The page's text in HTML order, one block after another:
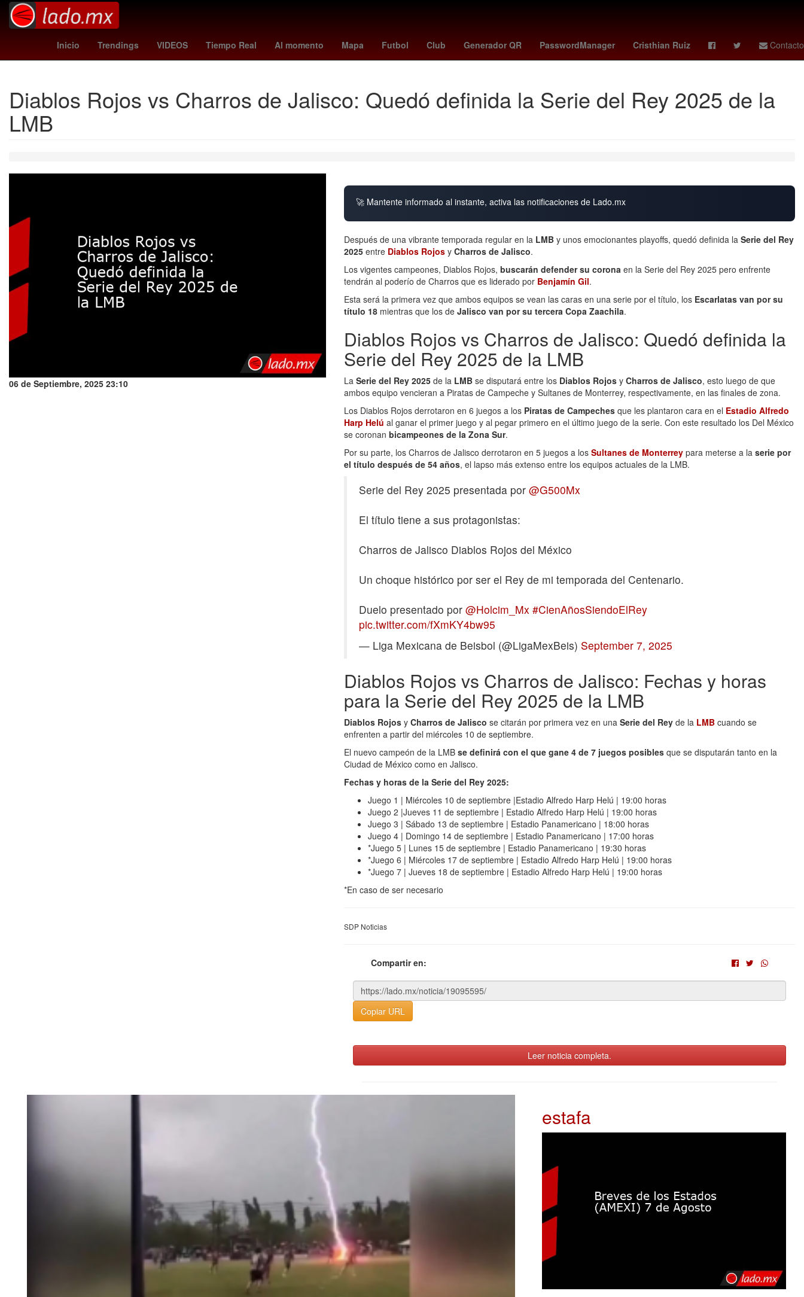
Inicio Trendings VIDEOS Tiempo Real Al momento Mapa Futbol Club Generador QR PasswordManager Cristhian Ruiz Contacto
benfica - auckland city Star Wars Venezolanos Chihuahua Desalojo México Canadá Colombia Oficina de la Presidencia de la República Tierra
Diablos Rojos vs Charros de Jalisco: Quedó definida la Serie del Rey 2025 de la
LMB
06 de Septiembre, 2025 23:10
🚀 Mantente informado al instante, activa las notificaciones de Lado.mx
Después de una vibrante temporada regular en la LMB y unos emocionantes playoffs, quedó definida la Serie del Rey
2025 entre Diablos Rojos y Charros de Jalisco.
Los vigentes campeones, Diablos Rojos, buscarán defender su corona en la Serie del Rey 2025 pero enfrente
tendrán al poderío de Charros que es liderado por Benjamín Gil.
Esta será la primera vez que ambos equipos se vean las caras en una serie por el título, los Escarlatas van por su
título 18 mientras que los de Jalisco van por su tercera Copa Zaachila.
Diablos Rojos vs Charros de Jalisco: Quedó definida la
Serie del Rey 2025 de la LMB
La Serie del Rey 2025 de la LMB se disputará entre los Diablos Rojos y Charros de Jalisco, esto luego de que
ambos equipo vencieran a Piratas de Campeche y Sultanes de Monterrey, respectivamente, en las finales de zona.
Los Diablos Rojos derrotaron en 6 juegos a los Piratas de Campeches que les plantaron cara en el Estadio Alfredo
Harp Helú al ganar el primer juego y al pegar primero en el último juego de la serie. Con este resultado los Del México
se coronan bicampeones de la Zona Sur.
Por su parte, los Charros de Jalisco derrotaron en 5 juegos a los Sultanes de Monterrey para meterse a la serie por
el título después de 54 años, el lapso más extenso entre los equipos actuales de la LMB.
Serie del Rey 2025 presentada por @G500Mx
El título tiene a sus protagonistas:
Charros de Jalisco Diablos Rojos del México
Un choque histórico por ser el Rey de mi temporada del Centenario.
Duelo presentado por @Holcim_Mx #CienAñosSiendoElRey
pic.twitter.com/fXmKY4bw95
— Liga Mexicana de Beisbol (@LigaMexBeis) September 7, 2025
Diablos Rojos vs Charros de Jalisco: Fechas y horas
para la Serie del Rey 2025 de la LMB
Diablos Rojos y Charros de Jalisco se citarán por primera vez en una Serie del Rey de la LMB cuando se
enfrenten a partir del miércoles 10 de septiembre.
El nuevo campeón de la LMB se definirá con el que gane 4 de 7 juegos posibles que se disputarán tanto en la
Ciudad de México como en Jalisco.
Fechas y horas de la Serie del Rey 2025:
Juego 1 | Miércoles 10 de septiembre |Estadio Alfredo Harp Helú | 19:00 horas
Juego 2 |Jueves 11 de septiembre | Estadio Alfredo Harp Helú | 19:00 horas
Juego 3 | Sábado 13 de septiembre | Estadio Panamericano | 18:00 horas
Juego 4 | Domingo 14 de septiembre | Estadio Panamericano | 17:00 horas
*Juego 5 | Lunes 15 de septiembre | Estadio Panamericano | 19:30 horas
*Juego 6 | Miércoles 17 de septiembre | Estadio Alfredo Harp Helú | 19:00 horas
*Juego 7 | Jueves 18 de septiembre | Estadio Alfredo Harp Helú | 19:00 horas
*En caso de ser necesario
SDP Noticias
Compartir en:
Copiar URL
Leer noticia completa.
estafa